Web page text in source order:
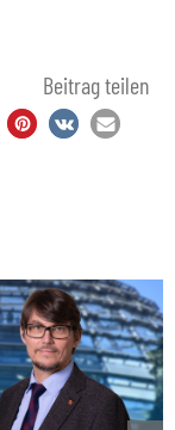
Beitrag teilen